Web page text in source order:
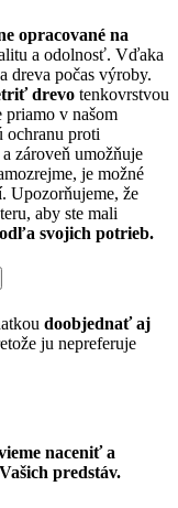
opracované na
a odolnosť. Vďaka
dreva počas výroby.
drevo tenkovrstvou
v našom
ochranu proti
zároveň umožňuje
je možné
Upozorňujeme, že
aby ste mali
svojich potrieb.
doobjednať aj
ju nepreferuje
naceniť a
predstáv.